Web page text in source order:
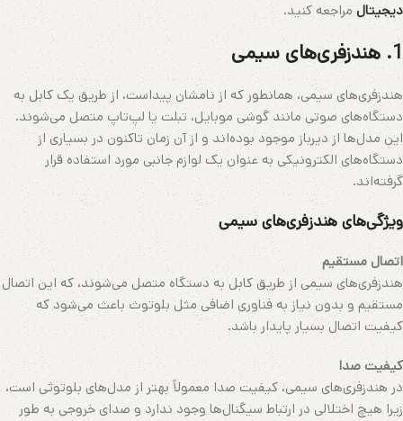
دیجیتالمراجعه کنید.
1. هندزفری‌های سیمی
هندزفری‌های سیمی، همانطور که از نامشان پیداست، از طریق یک کابل به
دستگاه‌های صوتی مانند گوشی موبایل، تبلت یا لپ‌تاپ متصل می‌شوند.
این مدل‌ها از دیرباز موجود بوده‌اند و از آن زمان تاکنون در بسیاری از
دستگاه‌های الکترونیکی به عنوان یک لوازم جانبی مورد استفاده قرار
گرفته‌اند.
ویژگی‌های هندزفری‌های سیمی
اتصال مستقیم
هندزفری‌های سیمی از طریق کابل به دستگاه متصل می‌شوند، که این اتصال
مستقیم و بدون نیاز به فناوری اضافی مثل بلوتوث باعث می‌شود که
کیفیت اتصال بسیار پایدار باشد.
کیفیت صدا
در هندزفری‌های سیمی، کیفیت صدا معمولاً بهتر از مدل‌های بلوتوثی است،
زیرا هیچ اختلالی در ارتباط سیگنال‌ها وجود ندارد و صدای خروجی به طور